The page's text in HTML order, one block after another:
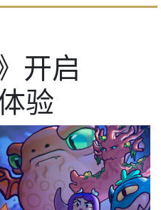
开启
验